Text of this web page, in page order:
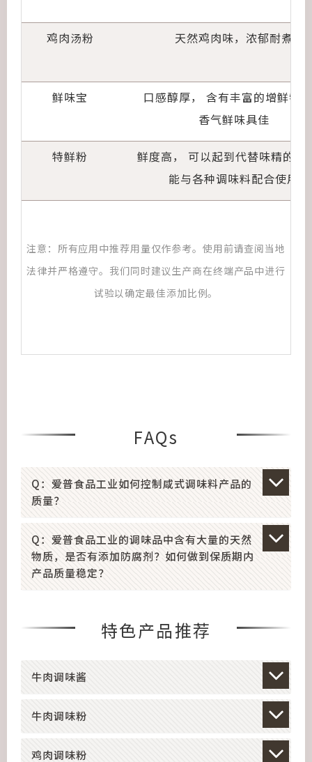
鸡肉汤粉 天然鸡肉味，浓郁耐煮
鲜味宝
口感醇厚， 含有丰富的增鲜物
香气鲜味具佳
特鲜粉
鲜度高， 可以起到代替味精的作
能与各种调味料配合使用
注意：所有应用中推荐用量仅作参考。使用前请查阅当地
法律并严格遵守。我们同时建议生产商在终端产品中进行
试验以确定最佳添加比例。
FAQs
Q：爱普食品工业如何控制咸式调味料产品的
质量？
Q：爱普食品工业的调味品中含有大量的天然
物质，是否有添加防腐剂？如何做到保质期内
产品质量稳定？
特色产品推荐
牛肉调味酱
牛肉调味粉
鸡肉调味粉